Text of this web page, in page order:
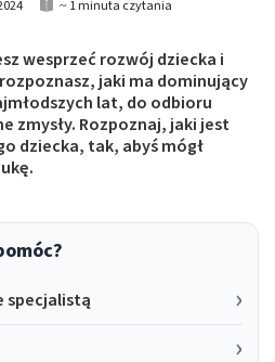
~ 1 minuta czytania
wesprzeć rozwój dziecka i
jaki ma dominujący
lat, do odbioru
zmysły. Rozpoznaj, jaki jest
dziecka, tak, abyś mógł
specjalistą